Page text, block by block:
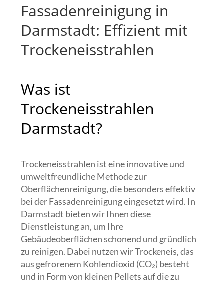
Fassadenreinigung in
Darmstadt: Effizient mit
Trockeneisstrahlen
Was ist
Trockeneisstrahlen
Darmstadt?
Trockeneisstrahlen ist eine innovative und
umweltfreundliche Methode zur
Oberflächenreinigung, die besonders effektiv
bei der Fassadenreinigung eingesetzt wird. In
Darmstadt bieten wir Ihnen diese
Dienstleistung an, um Ihre
Gebäudeoberflächen schonend und gründlich
zu reinigen. Dabei nutzen wir Trockeneis, das
aus gefrorenem Kohlendioxid (CO₂) besteht
und in Form von kleinen Pellets auf die zu